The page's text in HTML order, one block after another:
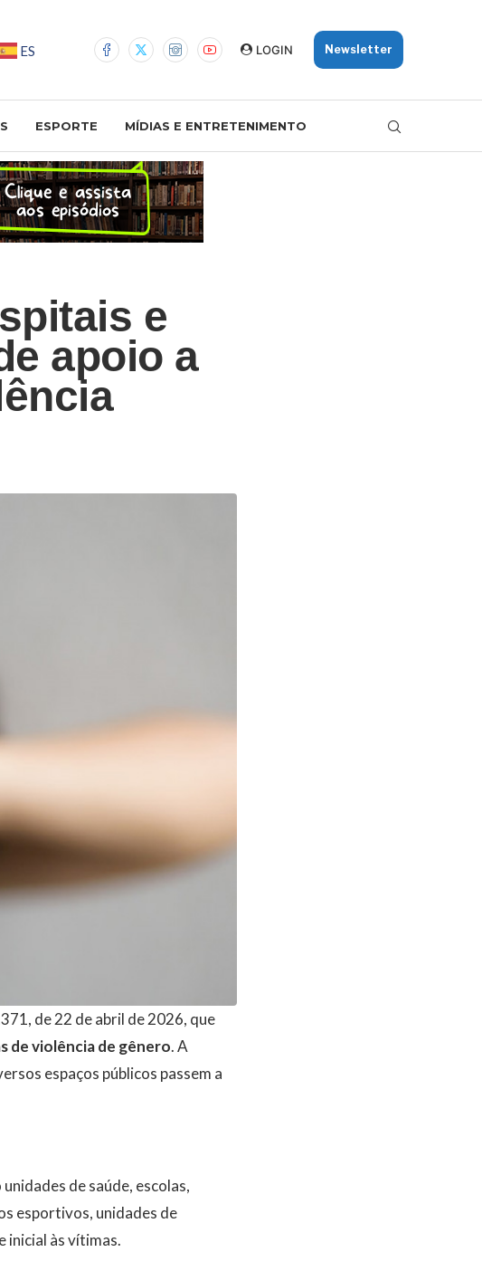
ES LOGIN Newsletter
ESPORTE MÍDIAS E ENTRETENIMENTO
e
apoio a
de 22 de abril de 2026, que
de violência de gênero. A
espaços públicos passem a
de saúde, escolas,
esportivos, unidades de
inicial às vítimas.